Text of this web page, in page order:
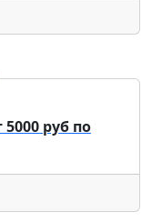
руб по